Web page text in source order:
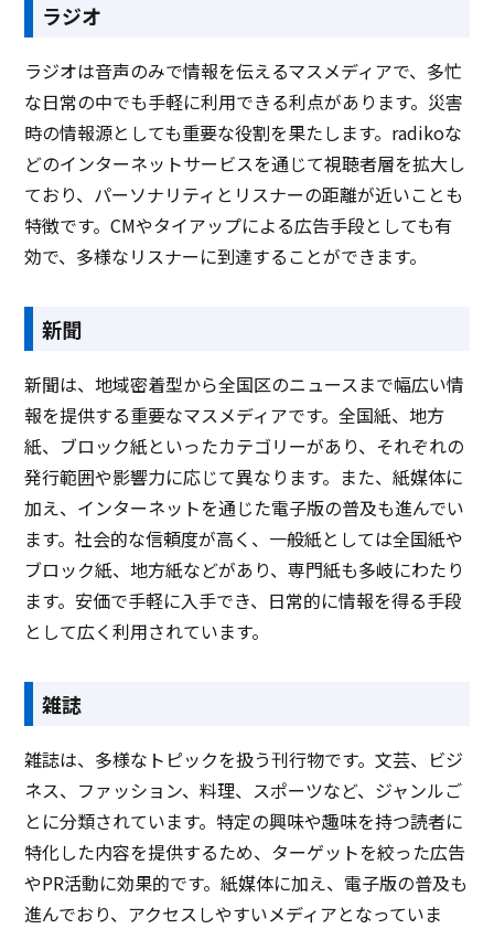
ラジオ
ラジオは音声のみで情報を伝えるマスメディアで、多忙
な日常の中でも手軽に利用できる利点があります。災害
時の情報源としても重要な役割を果たします。radikoな
どのインターネットサービスを通じて視聴者層を拡大し
ており、パーソナリティとリスナーの距離が近いことも
特徴です。CMやタイアップによる広告手段としても有
効で、多様なリスナーに到達することができます。
新聞
新聞は、地域密着型から全国区のニュースまで幅広い情
報を提供する重要なマスメディアです。全国紙、地方
紙、ブロック紙といったカテゴリーがあり、それぞれの
発行範囲や影響力に応じて異なります。また、紙媒体に
加え、インターネットを通じた電子版の普及も進んでい
ます。社会的な信頼度が高く、一般紙としては全国紙や
ブロック紙、地方紙などがあり、専門紙も多岐にわたり
ます。安価で手軽に入手でき、日常的に情報を得る手段
として広く利用されています。
雑誌
雑誌は、多様なトピックを扱う刊行物です。文芸、ビジ
ネス、ファッション、料理、スポーツなど、ジャンルご
とに分類されています。特定の興味や趣味を持つ読者に
特化した内容を提供するため、ターゲットを絞った広告
やPR活動に効果的です。紙媒体に加え、電子版の普及も
進んでおり、アクセスしやすいメディアとなっていま